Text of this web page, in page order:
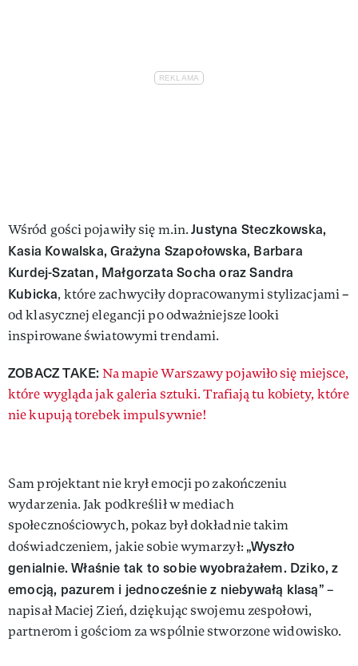
Wśród gości pojawiły się m.in.Justyna Steczkowska,
Kasia Kowalska, Grażyna Szapołowska, Barbara
Kurdej-Szatan, Małgorzata Socha oraz Sandra
Kubicka, które zachwyciły dopracowanymi stylizacjami –
od klasycznej elegancji po odważniejsze looki
inspirowane światowymi trendami.
ZOBACZ TAKE: Na mapie Warszawy pojawiło się miejsce,
które wygląda jak galeria sztuki. Trafiają tu kobiety, które
nie kupują torebek impulsywnie!
Sam projektant nie krył emocji po zakończeniu
wydarzenia. Jak podkreślił w mediach
społecznościowych, pokaz był dokładnie takim
doświadczeniem, jakie sobie wymarzył: „Wyszło
genialnie. Właśnie tak to sobie wyobrażałem. Dziko, z
emocją, pazurem i jednocześnie z niebywałą klasą”–
napisał Maciej Zień, dziękując swojemu zespołowi,
partnerom i gościom za wspólnie stworzone widowisko.